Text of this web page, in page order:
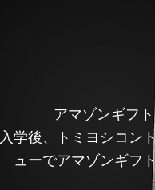
アマゾンギフ
入学後、トミヨシコン
ューでアマゾンギフ